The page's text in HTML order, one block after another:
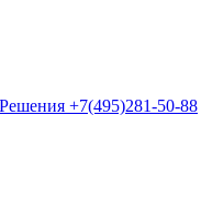
+7(495)281-50-88